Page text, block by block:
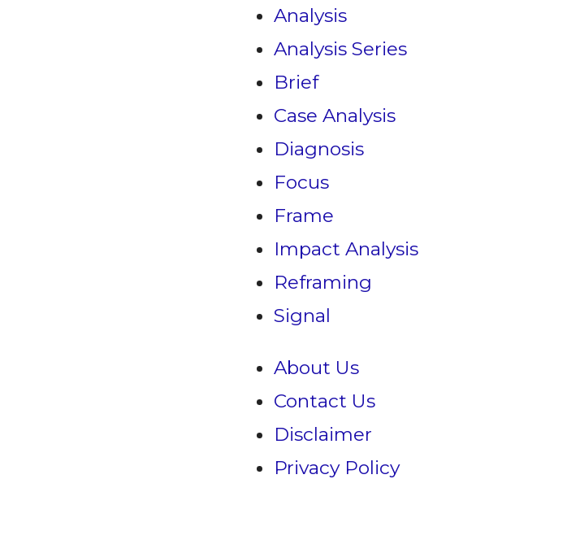
Analysis
Analysis Series
Brief
Case Analysis
Diagnosis
Focus
Frame
Impact Analysis
Reframing
Signal
About Us
Contact Us
Disclaimer
Privacy Policy